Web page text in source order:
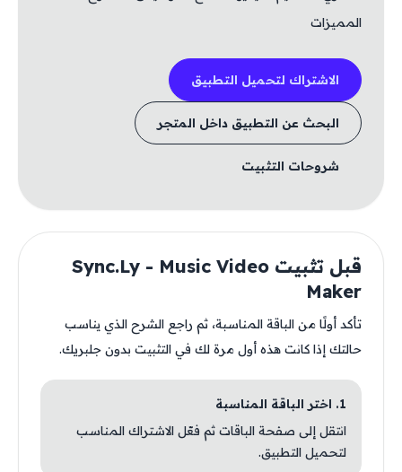
المميزات
الاشتراك لتحميل التطبيق
البحث عن التطبيق داخل المتجر
شروحات التثبيت
قبل تثبيت Sync.Ly - Music Video
Maker
تأكد أولًا من الباقة المناسبة، ثم راجع الشرح الذي يناسب
حالتك إذا كانت هذه أول مرة لك في التثبيت بدون جلبريك.
1. اختر الباقة المناسبة
انتقل إلى صفحة الباقات ثم فعّل الاشتراك المناسب
لتحميل التطبيق.